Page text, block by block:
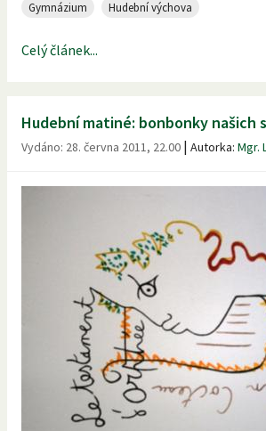
Gymnázium Hudební výchova
Celý článek...
Hudební matiné: bonbonky našich
Vydáno: 28. června 2011, 22.00 | Autorka: Mgr.